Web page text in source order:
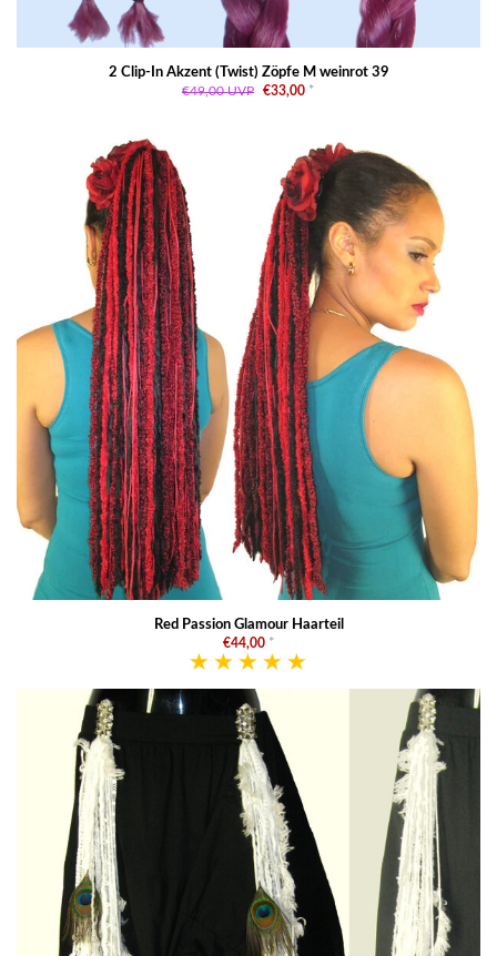
2 Clip-In Akzent (Twist) Zöpfe M weinrot 39
€49,00UVP €33,00 *
Red Passion Glamour Haarteil
€44,00 *